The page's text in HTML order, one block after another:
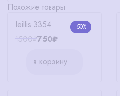
Похожие товары
-50%
feillis 3354
1500₽750₽
в корзину